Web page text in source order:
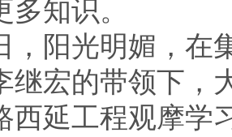
知识。
阳光明媚，在
继宏的带领下，
西延工程观摩学